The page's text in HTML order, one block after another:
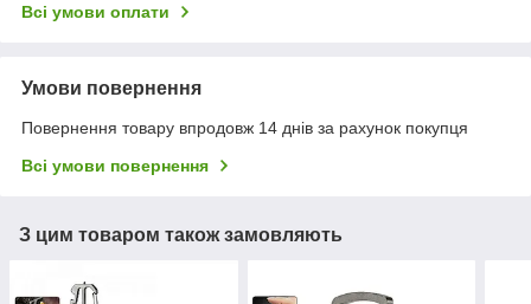
Всі умови оплати
Умови повернення
Повернення товару впродовж 14 днів за рахунок покупця
Всі умови повернення
З цим товаром також замовляють